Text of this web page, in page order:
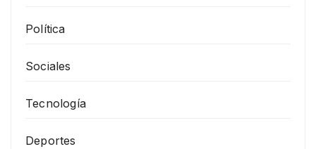
Política
Sociales
Tecnología
Deportes